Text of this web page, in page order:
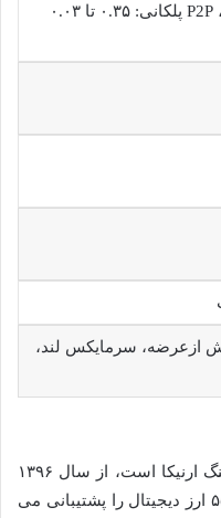
OTC بدون کارمزد، P2P پلکانی: ۰.۳۵ تا ۰.۰۳
ازعرضه، سرمایکس لند،
اکسکوینو که از زیرمجموعه های هلدینگ ارنیکا است، از سال ۱۳۹۶
فعالیت خود را آغاز کرده و بیش از ۵۵۰ ارز دیجیتال را پشتیبانی می